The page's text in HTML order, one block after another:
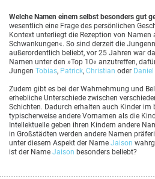
Welche Namen einem selbst besonders gut
wesentlich eine Frage des persönlichen
Kontext unterliegt die Rezeption von Namen
Schwankungen«. So sind derzeit die
außerordentlich beliebt, vor 25 Jahren war
Namen unter den »Top 10« anzutreffen,
Jungen Tobias, Patrick, Christian oder Daniel
Zudem gibt es bei der Wahrnehmung und
erhebliche Unterschiede zwischen
Schichten. Dadurch erhalten auch Kinder im
typischerweise andere Vornamen als die
Intellektuelle geben ihren Kindern andere
in Großstädten werden andere Namen
unter diesem Aspekt der Name Jaison
ist der Name Jaison besonders beliebt?